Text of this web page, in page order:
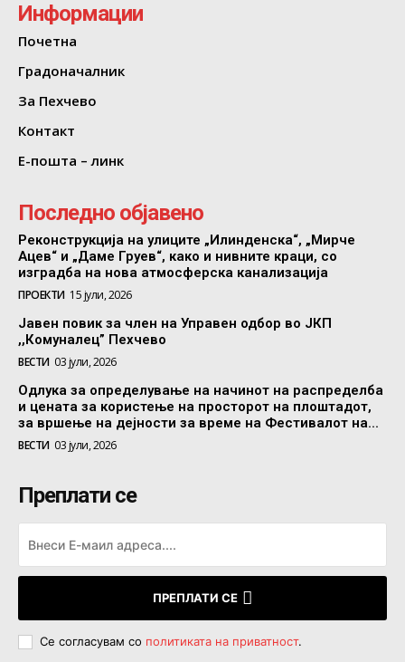
Информации
Почетна
Градоначалник
За Пехчево
Контакт
Е-пошта – линк
Последно објавено
Реконструкција на улиците „Илинденска“, „Мирче
Ацев“ и „Даме Груев“, како и нивните краци, со
изградба на нова атмосферска канализација
ПРОЕКТИ 15 јули, 2026
Јавен повик за член на Управен одбор во ЈКП
,,Комуналец” Пехчево
ВЕСТИ 03 јули, 2026
Одлука за определување на начинот на распределба
и цената за користење на просторот на плоштадот,
за вршење на дејности за време на Фестивалот на...
ВЕСТИ 03 јули, 2026
Преплати се
ПРЕПЛАТИ СЕ
Се согласувам со политиката на приватност.